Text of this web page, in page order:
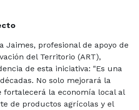
Jaimes, profesional de apoyo de
del Territorio (ART),
de esta iniciativa: "Es una
No solo mejorará la
fortalecerá la economía local al
de productos agrícolas y el